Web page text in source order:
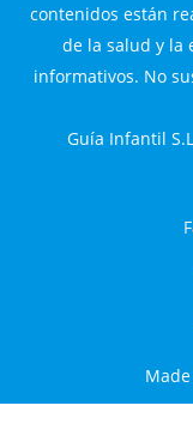
contenidos están
de la salud y la
informativos. No
Guía Infantil